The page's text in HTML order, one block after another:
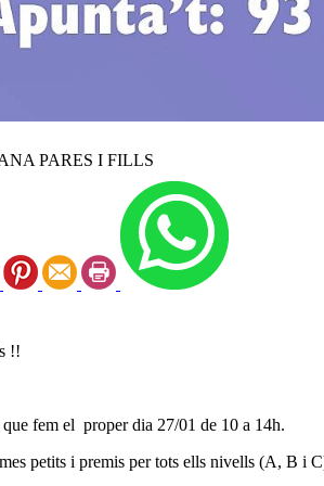
PARES I FILLS
!!
fem el proper dia 27/01 de 10 a 14h.
petits i premis per tots ells nivells (A, B i